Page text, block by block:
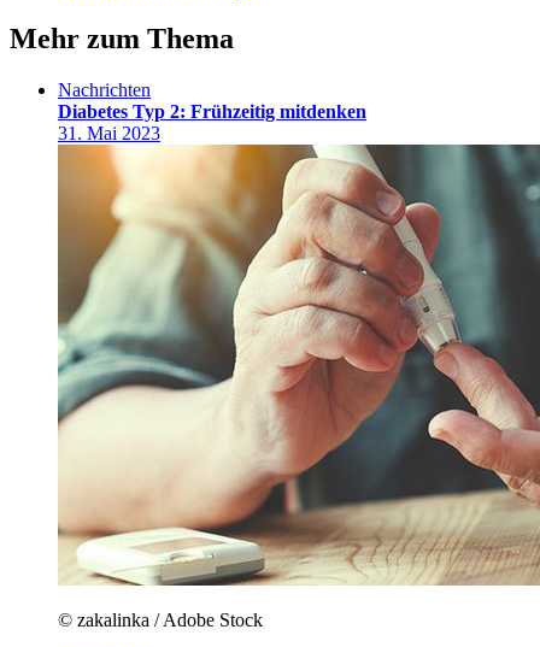
Mehr zum Thema
Nachrichten
Diabetes Typ 2: Frühzeitig mitdenken
31. Mai 2023
© zakalinka / Adobe Stock